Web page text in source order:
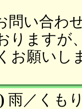
問い合わ
りますが
お願いし
雨 ／ くも